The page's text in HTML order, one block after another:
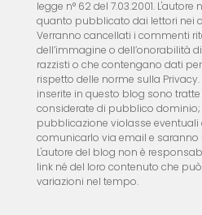
legge n° 62 del 7.03.2001.
quanto pubblicato dai lettori nei
Verranno cancellati i commenti
dell’immagine o dell’onorabilità
razzisti o che contengano dati
rispetto delle norme sulla
inserite in questo blog sono
considerate di pubblico dominio;
pubblicazione violasse eventuali
comunicarlo via email e
L'autore del blog non è
link né del loro contenuto che
variazioni nel tempo.